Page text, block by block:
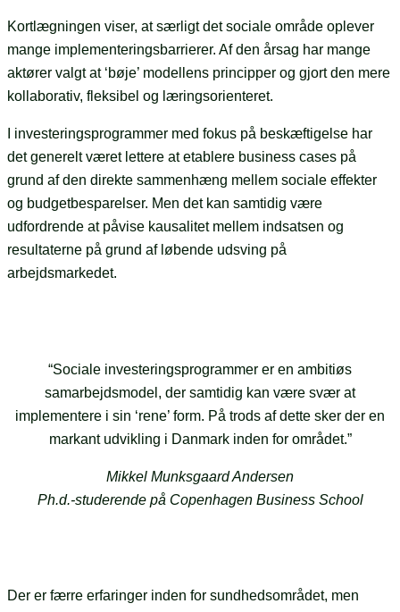
Kortlægningen viser, at særligt det sociale område oplever
mange implementeringsbarrierer. Af den årsag har mange
aktører valgt at ‘bøje’ modellens principper og gjort den mere
kollaborativ, fleksibel og læringsorienteret.
I investeringsprogrammer med fokus på beskæftigelse har
det generelt været lettere at etablere business cases på
grund af den direkte sammenhæng mellem sociale effekter
og budgetbesparelser. Men det kan samtidig være
udfordrende at påvise kausalitet mellem indsatsen og
resultaterne på grund af løbende udsving på
arbejdsmarkedet.
“Sociale investeringsprogrammer er en ambitiøs
samarbejdsmodel, der samtidig kan være svær at
implementere i sin ‘rene’ form. På trods af dette sker der en
markant udvikling i Danmark inden for området.”
Mikkel Munksgaard Andersen
Ph.d.-studerende på Copenhagen Business School
Der er færre erfaringer inden for sundhedsområdet, men